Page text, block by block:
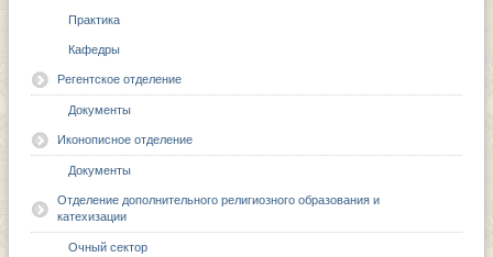
Практика
Кафедры
Регентское отделение
Документы
Иконописное отделение
Документы
Отделение дополнительного религиозного образования и
катехизации
Очный сектор